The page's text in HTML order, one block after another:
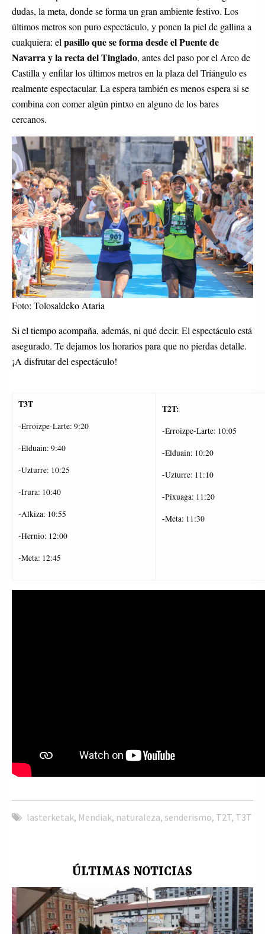
dudas, la meta, donde se forma un gran ambiente festivo. Los
últimos metros son puro espectáculo, y ponen la piel de gallina a
cualquiera: el pasillo que se forma desde el Puente de
Navarra y la recta del Tinglado, antes del paso por el Arco de
Castilla y enfilar los últimos metros en la plaza del Triángulo es
realmente espectacular. La espera también es menos espera si se
combina con comer algún pintxo en alguno de los bares
cercanos.
Foto: Tolosaldeko Ataria
Si el tiempo acompaña, además, ni qué decir. El espectáculo está
asegurado. Te dejamos los horarios para que no pierdas detalle.
¡A disfrutar del espectáculo!
T3T
-Erroizpe-Larte: 9:20
-Elduain: 9:40
-Uzturre: 10:25
-Irura: 10:40
-Alkiza: 10:55
-Hernio: 12:00
-Meta: 12:45
T2T:
-Erroizpe-Larte: 10:05
-Elduain: 10:20
-Uzturre: 11:10
-Pixuaga: 11:20
-Meta: 11:30
lasterketak, Mendiak, naturaleza, senderismo, T2T, T3T
ÚLTIMAS NOTICIAS